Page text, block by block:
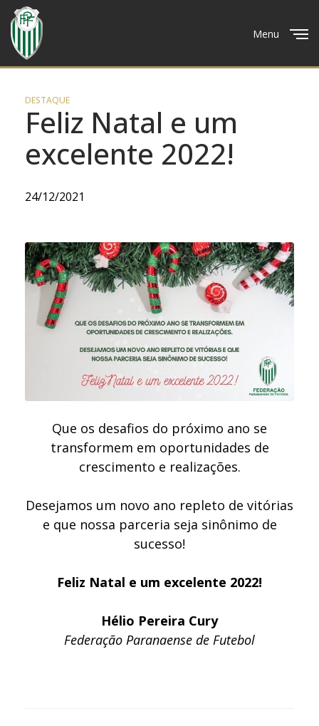
Menu
DESTAQUE
Feliz Natal e um
excelente 2022!
24/12/2021
Que os desafios do próximo ano se
transformem em oportunidades de
crescimento e realizações.
Desejamos um novo ano repleto de vitórias
e que nossa parceria seja sinônimo de
sucesso!
Feliz Natal e um excelente 2022!
Hélio Pereira Cury
Federação Paranaense de Futebol